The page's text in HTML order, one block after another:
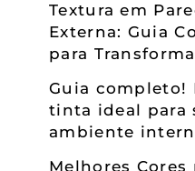
Textura em
Externa: Guia
para
Guia completo!
tinta ideal para
ambiente
Melhores Cores